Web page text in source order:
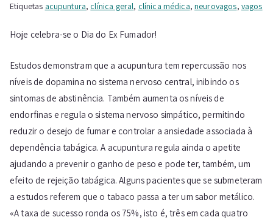
Etiquetas acupuntura, clínica geral, clínica médica,neurovagos, vagos
Hoje celebra-se o Dia do Ex Fumador!
Estudos demonstram que a acupuntura tem repercussão nos
níveis de dopamina no sistema nervoso central, inibindo os
sintomas de abstinência. Também aumenta os níveis de
endorfinas e regula o sistema nervoso simpático, permitindo
reduzir o desejo de fumar e controlar a ansiedade associada à
dependência tabágica. A acupuntura regula ainda o apetite
ajudando a prevenir o ganho de peso e pode ter, também, um
efeito de rejeição tabágica. Alguns pacientes que se submeteram
a estudos referem que o tabaco passa a ter um sabor metálico.
«A taxa de sucesso ronda os 75%, isto é, três em cada quatro